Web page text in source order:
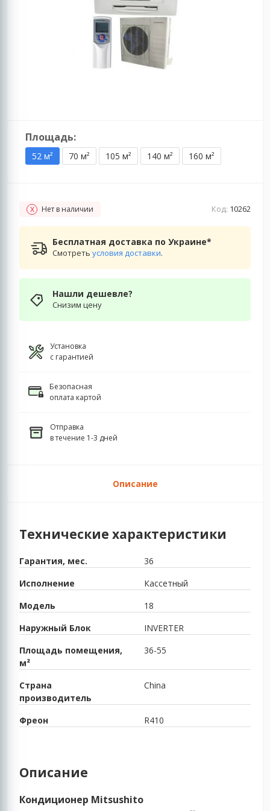
Площадь:
52 м² 70 м² 105 м² 140 м² 160 м²
Нет в наличии Код: 10262
Бесплатная доставка по Украине*
Смотретьусловия доставки.
Нашли дешевле?
Снизим цену
Установка
с гарантией
Безопасная
оплата картой
Отправка
в течение 1-3 дней
Описание
Технические характеристики
Гарантия, мес.
36
Исполнение
Кассетный
Модель
18
Наружный Блок
INVERTER
Площадь помещения,
м²
36-55
Страна
производитель
China
Фреон R410
Описание
Кондиционер Mitsushito